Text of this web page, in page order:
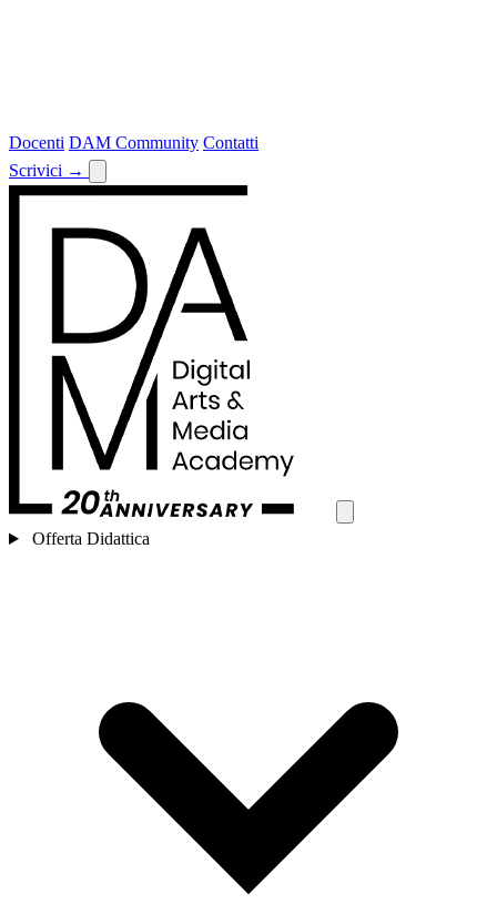
Docenti DAM Community Contatti
Scrivici →
Offerta Didattica